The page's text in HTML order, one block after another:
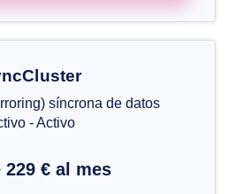
síncrona de datos
- Activo
229 € al mes